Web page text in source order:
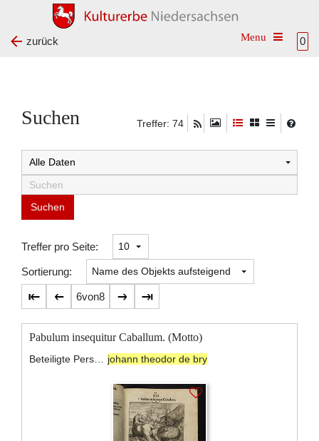
0
Toggle
zurück
Suchen Treffer: 74
Suchtreffer:
Treffer pro Seite:
Sortierung:
6von8
Pabulum insequitur Caballum. (Motto)
johann theodor de bry